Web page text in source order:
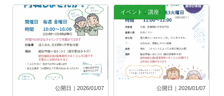
公開日｜2026/01/07
イベント・講座
公開日｜2026/01/07